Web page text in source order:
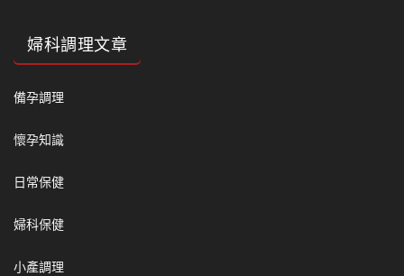
婦科調理文章
備孕調理
懷孕知識
日常保健
婦科保健
小產調理